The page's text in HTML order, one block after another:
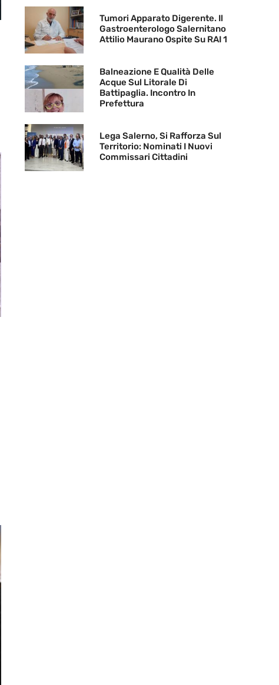
Tumori Apparato Digerente. Il
Gastroenterologo Salernitano
Attilio Maurano Ospite Su RAI 1
Balneazione E Qualità Delle
Acque Sul Litorale Di
Battipaglia. Incontro In
Prefettura
Lega Salerno, Si Rafforza Sul
Territorio: Nominati I Nuovi
Commissari Cittadini